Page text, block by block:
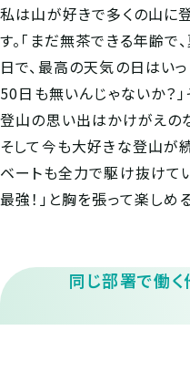
私は山が好きで多くの山に
す。「まだ無茶できる年齢で
日で、最高の天気の日はい
50日も無いんじゃないか？
登山の思い出はかけがえの
そして今も大好きな登山が
ベートも全力で駆け抜けて
最強！」と胸を張って楽しめ
同じ部署で働
新卒
中途